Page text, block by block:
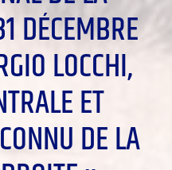
DÉCEMBRE
LOCCHI,
ET
DE LA